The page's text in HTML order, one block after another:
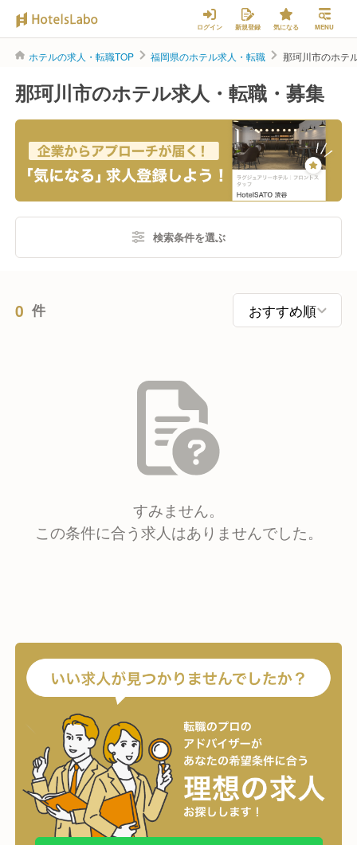
ログイン 新規登録 気になる MENU
ホテルの求人・転職TOP 福岡県のホテル求人・転職 那珂川市のホテ
那珂川市のホテル求人・転職・募集
検索条件を選ぶ
0 件
すみません。
この条件に合う求人はありませんでした。